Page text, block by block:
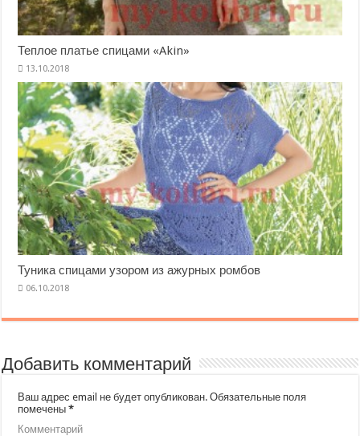
Теплое платье спицами «Akin»
Туника спицами узором из ажурных ромбов
Добавить комментарий
Ваш адрес email не будет опубликован. Обязательные поля
помечены*
Комментарий